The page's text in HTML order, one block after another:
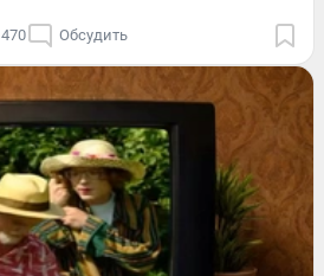
470 Обсудить